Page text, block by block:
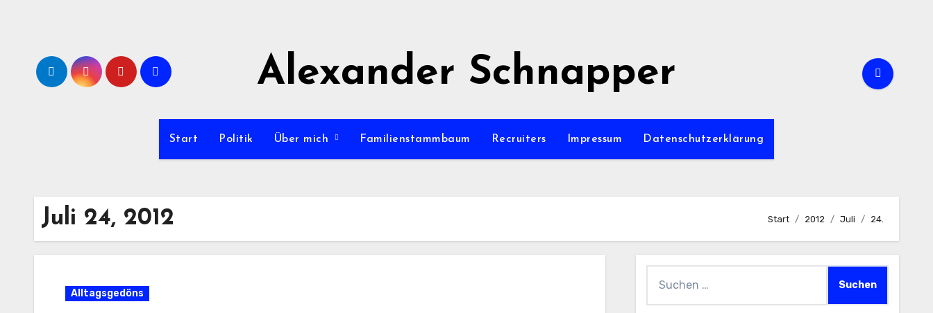
Alexander Schnapper
Start Politik Über mich Familienstammbaum Recruiters Impressum Datenschutzerklärung
Juli 24, 2012 Start 2012 Juli 24.
Alltagsgedöns
nach: